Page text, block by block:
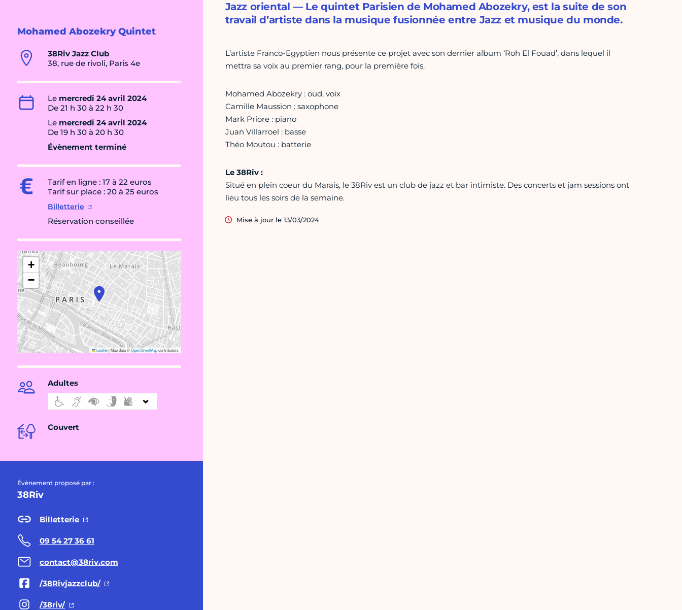
Mohamed Abozekry Quintet
38Riv Jazz Club
38, rue de rivoli, Paris 4e
Le mercredi 24 avril 2024
De 21 h 30 à 22 h 30
Le mercredi 24 avril 2024
De 19 h 30 à 20 h 30
Évènement terminé
Tarif en ligne : 17 à 22 euros
Tarif sur place : 20 à 25 euros
Billetterie
Réservation conseillée
+
−
Leaflet|Map data ©OpenStreetMapcontributors
Adultes
Couvert
Évènement proposé par :
38Riv
Billetterie
09 54 27 36 61
contact@38riv.com
/38Rivjazzclub/
/38riv/
Jazz oriental — Le quintet Parisien de Mohamed Abozekry, est la suite de son
travail d’artiste dans la musique fusionnée entre Jazz et musique du monde.
L’artiste Franco-Egyptien nous présente ce projet avec son dernier album ‘Roh El Fouad’, dans lequel il
mettra sa voix au premier rang, pour la première fois.
Mohamed Abozekry : oud, voix
Camille Maussion : saxophone
Mark Priore : piano
Juan Villarroel : basse
Théo Moutou : batterie
Le 38Riv :
Situé en plein coeur du Marais, le 38Riv est un club de jazz et bar intimiste. Des concerts et jam sessions ont
lieu tous les soirs de la semaine.
Mise à jour le 13/03/2024